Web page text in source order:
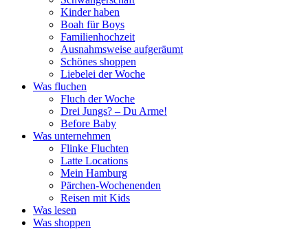
Kinder haben
Boah für Boys
Familienhochzeit
Ausnahmsweise aufgeräumt
Schönes shoppen
Liebelei der Woche
Was fluchen
Fluch der Woche
Drei Jungs? – Du Arme!
Before Baby
Was unternehmen
Flinke Fluchten
Latte Locations
Mein Hamburg
Pärchen-Wochenenden
Reisen mit Kids
Was lesen
Was shoppen